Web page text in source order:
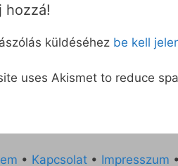
hozzá!
küldéséhez be kell
uses Akismet to reduce
• Kapcsolat • Impresszum •